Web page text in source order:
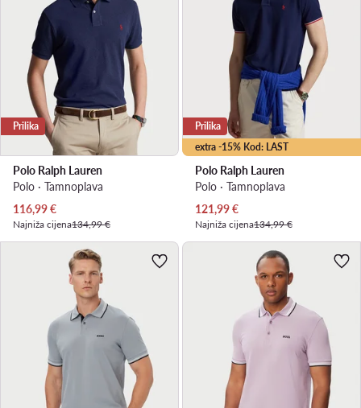
Prilika
Polo Ralph Lauren
Polo · Tamnoplava
Trenutna cijena
116,99€
Najniža cijena134,99 €
extra -15% Kod: LAST
Prilika
Polo Ralph Lauren
Polo · Tamnoplava
Trenutna cijena
121,99€
Najniža cijena134,99 €